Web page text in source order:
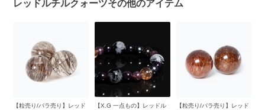
レッドルチルクォーツその他のアイテム
【粒売り/バラ売り】レッド
【X.G 一点もの】レッドル
【粒売り/バラ売り】レッド